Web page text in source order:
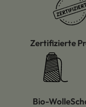
Zertifizierte
Bio-Wolle